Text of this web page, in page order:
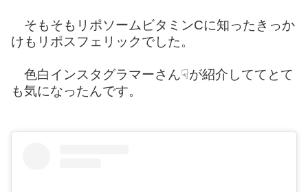
そもそもリポソームビタミンCに知ったきっか
けもリポスフェリックでした。
色白インスタグラマーさん☟が紹介しててとて
も気になったんです。